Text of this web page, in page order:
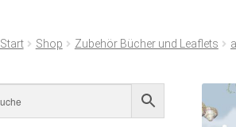
Start Shop Zubehör Bücher und Leaflets